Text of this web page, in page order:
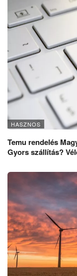
HASZNOS
Temu rendelés
Gyors szállítás?